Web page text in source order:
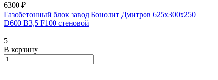
6300 ₽
Газобетонный блок завод Бонолит Дмитров 625х300х250
D600 В3,5 F100 стеновой
5
В корзину